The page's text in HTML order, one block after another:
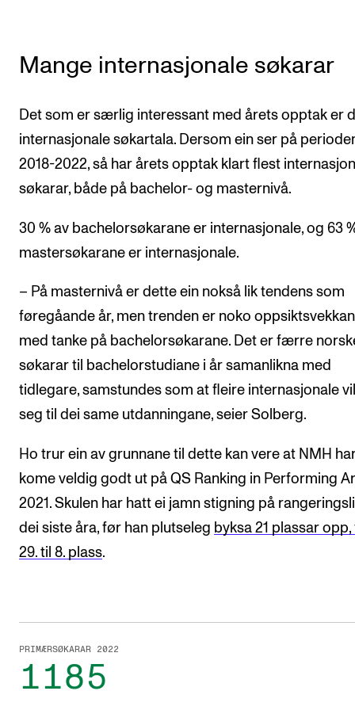
Mange internasjonale søkarar
Det som er særlig interessant med årets opptak er
internasjonale søkartala. Dersom ein ser på
2018-2022, så har årets opptak klart flest
søkarar, både på bachelor- og masternivå.
30 % av bachelorsøkarane er internasjonale, og 63
mastersøkarane er internasjonale.
– På masternivå er dette ein nokså lik tendens som
føregåande år, men trenden er noko
med tanke på bachelorsøkarane. Det er færre
søkarar til bachelorstudiane i år samanlikna med
tidlegare, samstundes som at fleire internasjonale
seg til dei same utdanningane, seier Solberg.
Ho trur ein av grunnane til dette kan vere at NMH
kome veldig godt ut på QS Ranking in Performing
2021. Skulen har hatt ei jamn stigning på
dei siste åra, før han plutseleg byksa 21 plassar opp,
29. til 8. plass.
1185
PRIMÆRSØKARAR 2022